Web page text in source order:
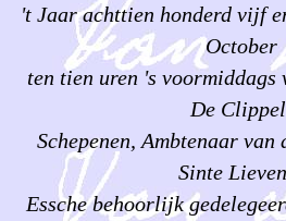
't Jaar achttien honderd vijf
October
ten tien uren 's voormiddags
De
Schepenen, Ambtenaar van
Sinte
Essche behoorlijk